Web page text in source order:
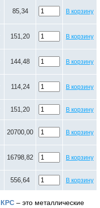
85,34 В корзину
151,20 В корзину
144,48 В корзину
114,24 В корзину
151,20 В корзину
20700,00 В корзину
16798,82 В корзину
556,64 В корзину
КРС – это металлические